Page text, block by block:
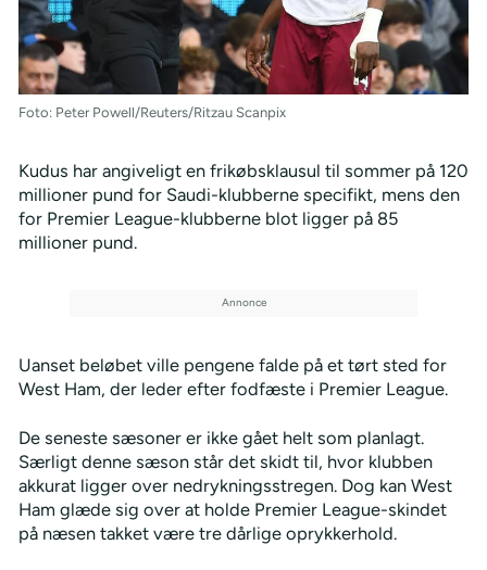
Foto: Peter Powell/Reuters/Ritzau Scanpix
Kudus har angiveligt en frikøbsklausul til sommer på 120
millioner pund for Saudi-klubberne specifikt, mens den
for Premier League-klubberne blot ligger på 85
millioner pund.
Uanset beløbet ville pengene falde på et tørt sted for
West Ham, der leder efter fodfæste i Premier League.
De seneste sæsoner er ikke gået helt som planlagt.
Særligt denne sæson står det skidt til, hvor klubben
akkurat ligger over nedrykningsstregen. Dog kan West
Ham glæde sig over at holde Premier League-skindet
på næsen takket være tre dårlige oprykkerhold.